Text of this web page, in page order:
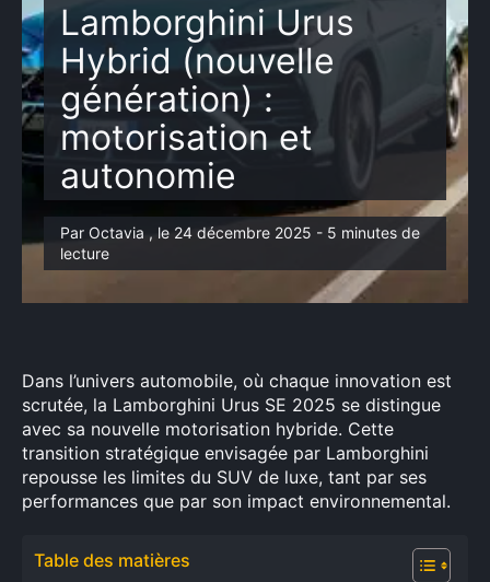
Lamborghini Urus
Hybrid (nouvelle
génération) :
motorisation et
autonomie
Par Octavia , le 24 décembre 2025 - 5 minutes de
lecture
Dans l’univers automobile, où chaque innovation est
scrutée, la Lamborghini Urus SE 2025 se distingue
avec sa nouvelle motorisation hybride. Cette
transition stratégique envisagée par Lamborghini
repousse les limites du SUV de luxe, tant par ses
performances que par son impact environnemental.
Table des matières